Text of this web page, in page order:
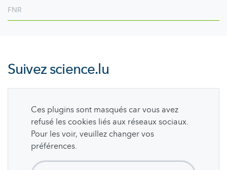
FNR
Suivezscience.lu
Ces plugins sont masqués car vous avez
refusé les cookies liés aux réseaux sociaux.
Pour les voir, veuillez changer vos
préférences.